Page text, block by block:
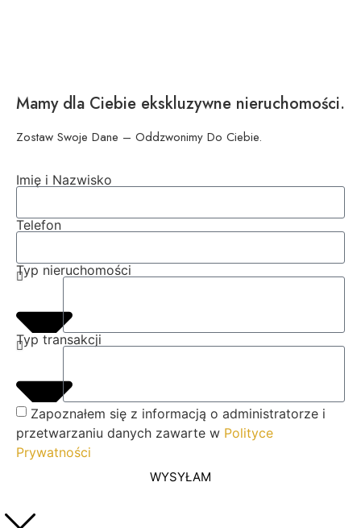
Mamy dla Ciebie ekskluzywne nieruchomości.
Zostaw Swoje Dane – Oddzwonimy Do Ciebie.
Imię i Nazwisko
Telefon
Typ nieruchomości
Typ transakcji
Zapoznałem się z informacją o administratorze i
przetwarzaniu danych zawarte w Polityce
Prywatności
WYSYŁAM